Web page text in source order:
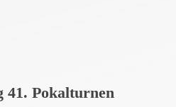
41. Pokalturnen